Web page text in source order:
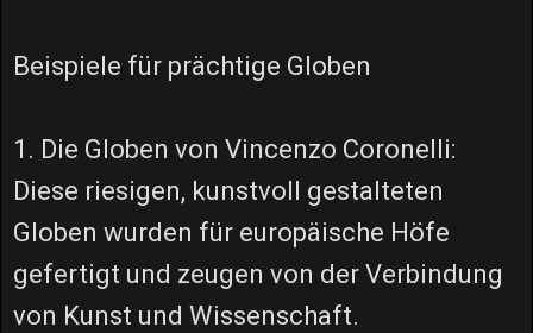
Beispiele für prächtige Globen
1. Die Globen von Vincenzo Coronelli:
Diese riesigen, kunstvoll gestalteten
Globen wurden für europäische Höfe
gefertigt und zeugen von der Verbindung
von Kunst und Wissenschaft.